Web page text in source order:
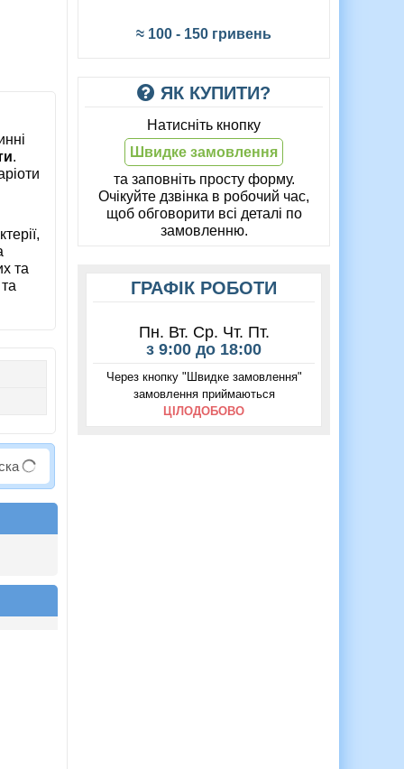
.
та
≈ 100 - 150 гривень
ЯК КУПИТИ?
Натисніть кнопку
Швидке замовлення
та заповніть просту форму.
Очікуйте дзвінка в робочий час,
щоб обговорити всі деталі по
замовленню.
ГРАФІК РОБОТИ
Пн. Вт. Ср. Чт. Пт.
з 9:00 до 18:00
Через кнопку "Швидке замовлення"
замовлення приймаються
ЦІЛОДОБОВО